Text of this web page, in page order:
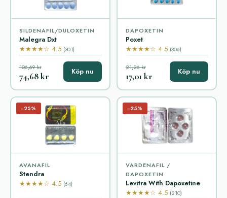
SILDENAFIL/DULOXETIN
Malegra Dxt
★★★★☆ 4.5 (301)
106,69 kr
74,68 kr Köp nu
DAPOXETIN
Poxet
★★★★☆ 4.5 (306)
21,26 kr
17,01 kr Köp nu
−25%
AVANAFIL
Stendra
★★★★☆ 4.5 (64)
−25%
VARDENAFIL /
DAPOXETIN
Levitra With Dapoxetine
★★★★☆ 4.5 (210)